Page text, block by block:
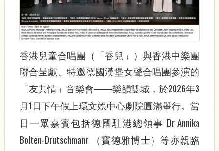
香港兒童合唱團（「香兒」）與香港中樂團
聯合呈獻、特邀德國漢堡女聲合唱團參演的
「友共情」音樂會——樂韻雙城，於2026年3
月 1 日下午假上環文娛中心劇院圓滿舉行。當
日一眾嘉賓包括德國駐港總領事 Dr Annika
Bolten-Drutschmann
（寶德雅博士）等亦親臨